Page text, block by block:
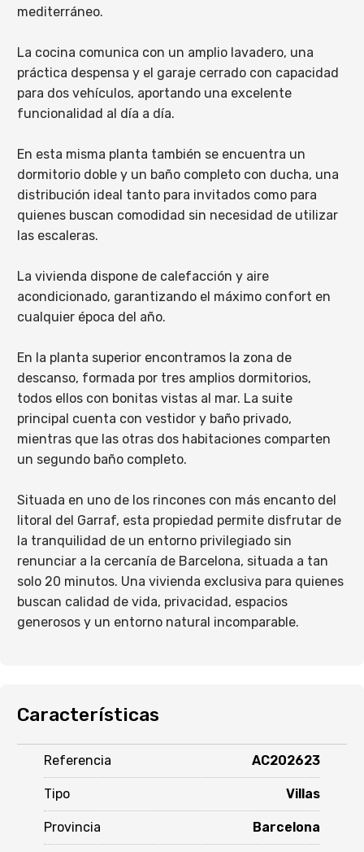
mediterráneo.
La cocina comunica con un amplio lavadero, una
práctica despensa y el garaje cerrado con capacidad
para dos vehículos, aportando una excelente
funcionalidad al día a día.
En esta misma planta también se encuentra un
dormitorio doble y un baño completo con ducha, una
distribución ideal tanto para invitados como para
quienes buscan comodidad sin necesidad de utilizar
las escaleras.
La vivienda dispone de calefacción y aire
acondicionado, garantizando el máximo confort en
cualquier época del año.
En la planta superior encontramos la zona de
descanso, formada por tres amplios dormitorios,
todos ellos con bonitas vistas al mar. La suite
principal cuenta con vestidor y baño privado,
mientras que las otras dos habitaciones comparten
un segundo baño completo.
Situada en uno de los rincones con más encanto del
litoral del Garraf, esta propiedad permite disfrutar de
la tranquilidad de un entorno privilegiado sin
renunciar a la cercanía de Barcelona, situada a tan
solo 20 minutos. Una vivienda exclusiva para quienes
buscan calidad de vida, privacidad, espacios
generosos y un entorno natural incomparable.
Características
Referencia AC202623
Tipo Villas
Provincia Barcelona